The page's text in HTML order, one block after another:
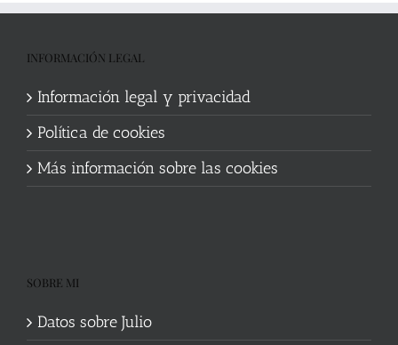
INFORMACIÓN LEGAL
Información legal y privacidad
Política de cookies
Más información sobre las cookies
SOBRE MI
Datos sobre Julio